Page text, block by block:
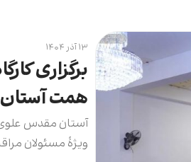
۱۳ آذر ۱۴۰۴
برگزاری
همت
آستان مقدس
ویژۀ مسئولان